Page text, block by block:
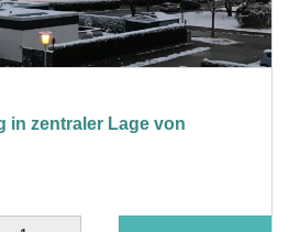
in zentraler Lage von